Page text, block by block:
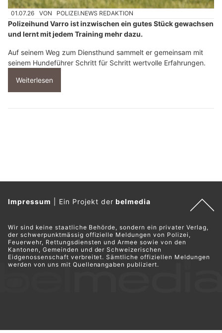
01.07.26 VON POLIZEI.NEWS REDAKTION
Polizeihund Varro ist inzwischen ein gutes Stück gewachsen
und lernt mit jedem Training mehr dazu.
Auf seinem Weg zum Diensthund sammelt er gemeinsam mit
seinem Hundeführer Schritt für Schritt wertvolle Erfahrungen.
Weiterlesen
Impressum Ein Projekt derbelmedia
Wir sind keine staatliche Behörde, sondern ein privater Verlag,
der schwerpunktmässig offizielle Meldungen von Polizei,
Feuerwehr, Rettungsdiensten und Armee sowie von den
Kantonen, Gemeinden und der Schweizerischen
Eidgenossenschaft verbreitet. Sämtliche offiziellen Meldungen
werden von uns mit Quellenangaben publiziert.